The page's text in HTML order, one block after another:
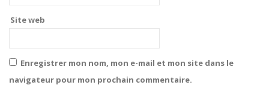
Site web
Enregistrer mon nom, mon e-mail et mon site dans le
navigateur pour mon prochain commentaire.